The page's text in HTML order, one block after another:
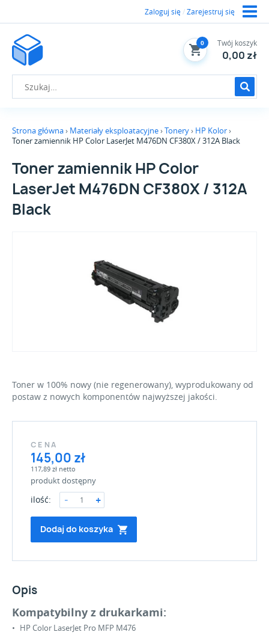
Zaloguj się /Zarejestruj się
0 Twój koszyk
0,00 zł
Strona główna Materiały eksploatacyjne Tonery
HP Kolor
Toner zamiennik HP Color LaserJet M476DN CF380X / 312A Black
Toner zamiennik HP Color
LaserJet M476DN CF380X / 312A
Black
Toner w 100% nowy (nie regenerowany), wyprodukowany od
postaw z nowych komponentów najwyższej jakości.
CENA
145,00 zł
117,89 zł netto
produkt dostępny
ilość:
Dodaj do koszyka
Opis
Kompatybilny z drukarkami:
HP Color LaserJet Pro MFP M476